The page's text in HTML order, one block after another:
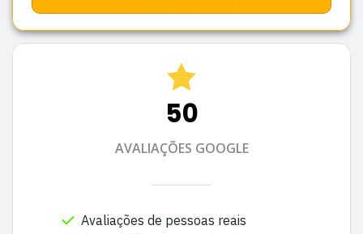
50
AVALIAÇÕES GOOGLE
Avaliações de pessoas reais